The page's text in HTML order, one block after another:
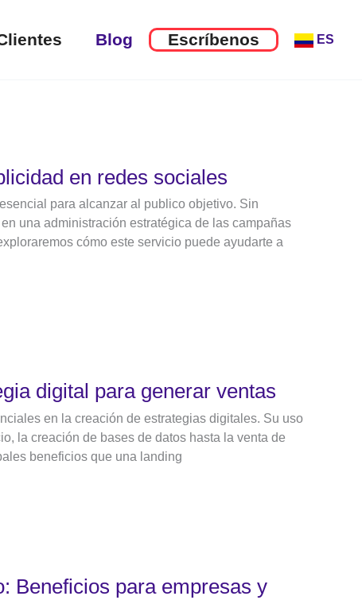
Blog Escríbenos ES
en redes sociales
para alcanzar al publico objetivo. Sin
una administración estratégica de las campañas
cómo este servicio puede ayudarte a
digital para generar ventas
en la creación de estrategias digitales. Su uso
la creación de bases de datos hasta la venta de
beneficios que una landing
Beneficios para empresas y